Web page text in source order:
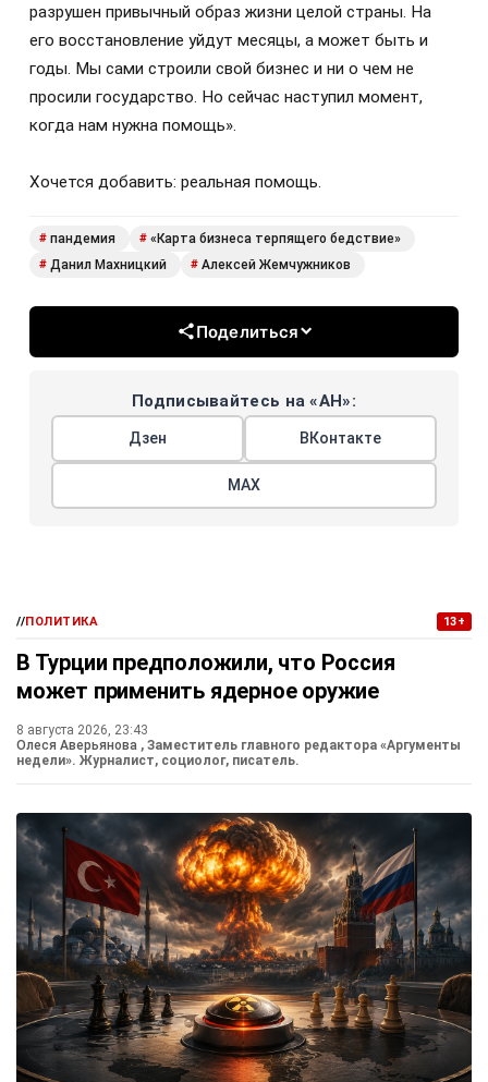
разрушен привычный образ жизни целой страны. На
его восстановление уйдут месяцы, а может быть и
годы. Мы сами строили свой бизнес и ни о чем не
просили государство. Но сейчас наступил момент,
когда нам нужна помощь».
Хочется добавить: реальная помощь.
# пандемия # «Карта бизнеса терпящего бедствие»
# Данил Махницкий # Алексей Жемчужников
Поделиться
Подписывайтесь на «АН»:
Дзен ВКонтакте
МАХ
//ПОЛИТИКА 13+
В Турции предположили, что Россия
может применить ядерное оружие
8 августа 2026, 23:43
Олеся Аверьянова , Заместитель главного редактора «Аргументы
недели». Журналист, социолог, писатель.